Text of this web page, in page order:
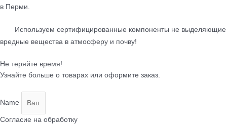
в Перми.
Используем сертифицированные компоненты не выделяющие
вредные вещества в атмосферу и почву!
Не теряйте время!
Узнайте больше о товарах или оформите заказ.
Name
Согласие на обработку